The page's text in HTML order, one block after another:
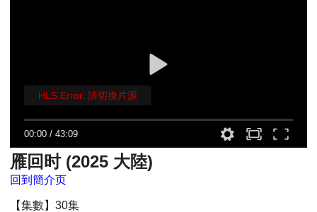
00:00 /43:09
HLS Error. 請切換片源
雁回时 (2025 大陸)
回到簡介页
【集數】30集